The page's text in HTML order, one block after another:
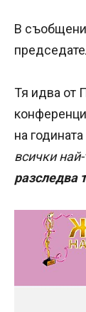
В
Тя идва от
на
всички
разследва